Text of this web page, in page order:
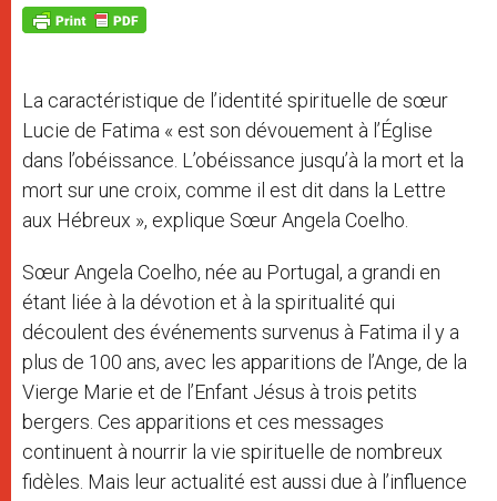
p
p
g
e
o
k
La caractéristique de l’identité spirituelle de sœur
Lucie de Fatima « est son dévouement à l’Église
dans l’obéissance. L’obéissance jusqu’à la mort et la
mort sur une croix, comme il est dit dans la Lettre
aux Hébreux », explique Sœur Angela Coelho.
Sœur Angela Coelho, née au Portugal, a grandi en
étant liée à la dévotion et à la spiritualité qui
découlent des événements survenus à Fatima il y a
plus de 100 ans, avec les apparitions de l’Ange, de la
Vierge Marie et de l’Enfant Jésus à trois petits
bergers. Ces apparitions et ces messages
continuent à nourrir la vie spirituelle de nombreux
fidèles. Mais leur actualité est aussi due à l’influence